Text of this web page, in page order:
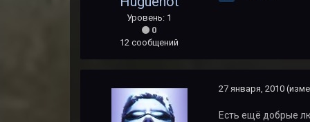
Уровень: 1
0
12 сообщений
27 января, 2010
Есть ещё добрые